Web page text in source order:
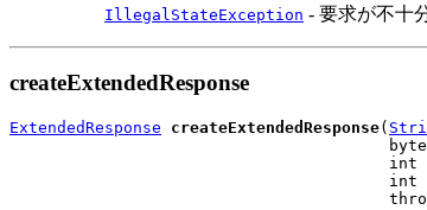
IllegalStateException - 要求が不十
createExtendedResponse
ExtendedResponse createExtendedResponse(
int
int